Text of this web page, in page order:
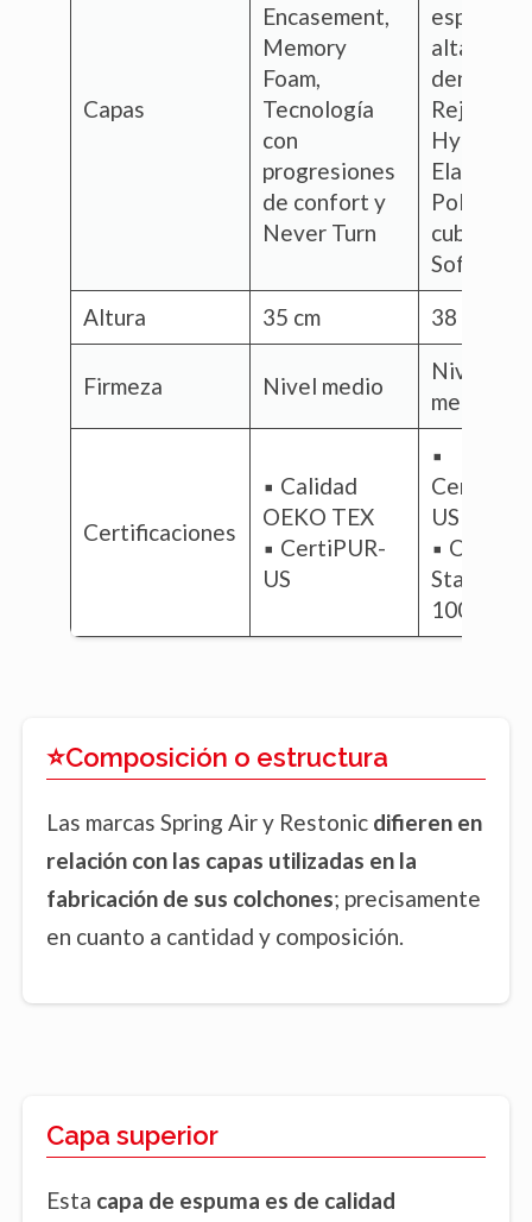
Capas
Encasement,
Memory
Foam,
Tecnología
con
progresiones
de confort y
Never Turn
espuma
alta
densidad,
Rejilla de
Hyper-
Elastic
Polymer y
cubierta
SoftFlex
Altura
35 cm 38 cm
Firmeza Nivel medio
Nivel
medio
Certificaciones
▪️ Calidad
OEKO TEX
▪️ CertiPUR-
US
▪️
US
▪️ Oeko
Standard
100
⭐Composición o estructura
Las marcas Spring Air y Restonic difieren en
relación con las capas utilizadas en la
fabricación de sus colchones; precisamente
en cuanto a cantidad y composición.
Capa superior
Esta capa de espuma es de calidad